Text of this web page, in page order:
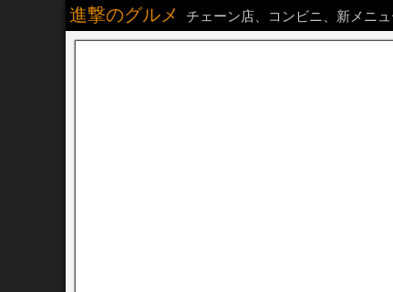
進撃のグルメ チェーン店、コンビニ、新メニ